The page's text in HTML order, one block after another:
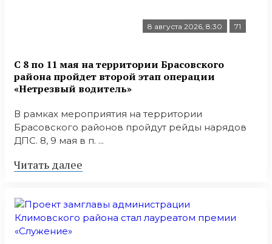
8 августа 2026, 8:30 71
С 8 по 11 мая на территории Брасовского
района пройдет второй этап операции
«Нетрезвый водитель»
В рамках мероприятия на территории
Брасовского районов пройдут рейды нарядов
ДПС. 8, 9 мая в п. ...
Читать далее